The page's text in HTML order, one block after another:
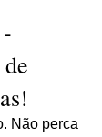
Não perca